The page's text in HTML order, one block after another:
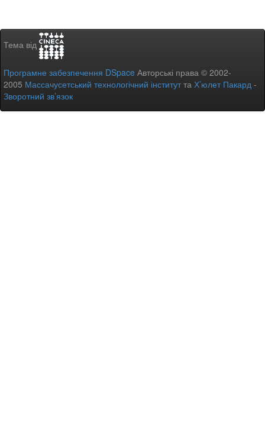
Тема від
Програмне забезпечення DSpace Авторські права © 2002-
2005 Массачусетський технологічний інститутта Х’юлет Пакард -
Зворотний зв’язок